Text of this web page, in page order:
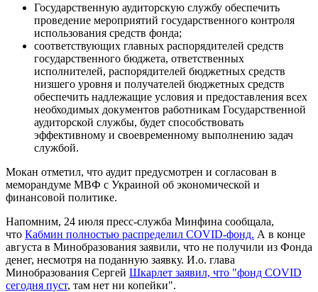
Государственную аудиторскую службу обеспечить
проведение мероприятий государственного контроля
использования средств фонда;
соответствующих главных распорядителей средств
государственного бюджета, ответственных
исполнителей, распорядителей бюджетных средств
низшего уровня и получателей бюджетных средств
обеспечить надлежащие условия и предоставления всех
необходимых документов работникам Государственной
аудиторской службы, будет способствовать
эффективному и своевременному выполнению задач
службой.
Мокан отметил, что аудит предусмотрен и согласован в
меморандуме МВФ с Украиной об экономической и
финансовой политике.
Напомним, 24 июля пресс-служба Минфина сообщала,
что Кабмин полностью распределил COVID-фонд. А в конце
августа в Минобразования заявили, что не получили из Фонда
денег, несмотря на поданную заявку. И.о. глава
Минобразования Сергей Шкарлет заявил, что "фонд COVID
сегодня пуст, там нет ни копейки".